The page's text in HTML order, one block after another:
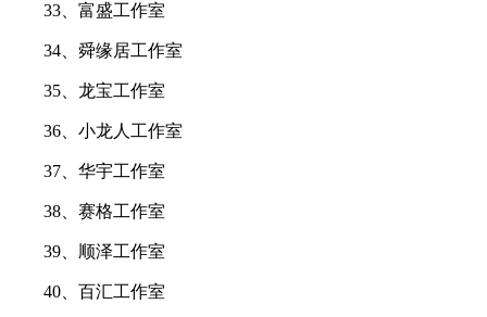
33、富盛工作室
34、舜缘居工作室
35、龙宝工作室
36、小龙人工作室
37、华宇工作室
38、赛格工作室
39、顺泽工作室
40、百汇工作室